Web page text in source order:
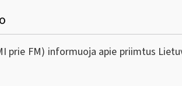
prie FM) informuoja apie priimtus